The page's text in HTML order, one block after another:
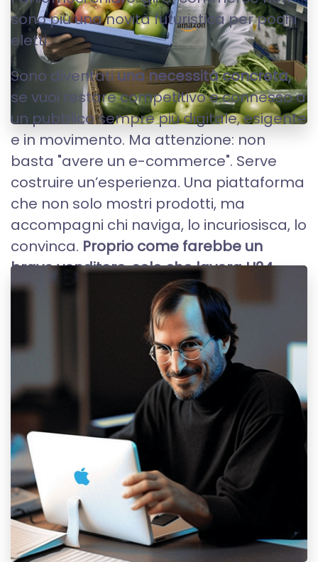
sono più una novità futuristica per pochi
eletti.
Sono diventatiuna necessità concreta,
se vuoi restare competitivo e connesso a
un pubblico sempre più digitale, esigente
e in movimento. Ma attenzione: non
basta "avere un e-commerce". Serve
costruire un’esperienza. Una piattaforma
che non solo mostri prodotti, ma
accompagni chi naviga, lo incuriosisca, lo
convinca. Proprio come farebbe un
bravo venditore, solo che lavora H24.
SCOPRI DI PIÙ